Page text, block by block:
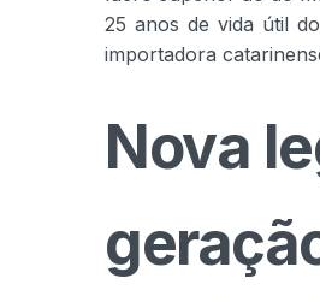
25 anos de vida útil
importadora
Nova